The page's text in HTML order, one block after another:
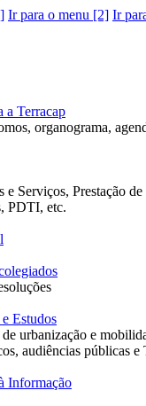
Ir para o menu [2] Ir
a Terracap
organograma,
e Serviços, Prestação
PDTI, etc.
Estudos
urbanização e
audiências públicas e
Informação